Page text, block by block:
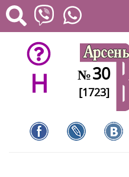
H №30
[1723]